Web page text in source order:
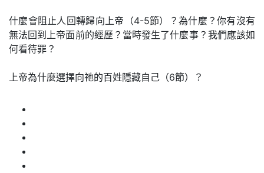
什麼會阻止人回轉歸向上帝（4-5節）？為什麼？你有沒有
無法回到上帝面前的經歷？當時發生了什麼事？我們應該如
何看待罪？
上帝為什麼選擇向祂的百姓隱藏自己（6節）？